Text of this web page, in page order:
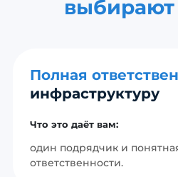
выбирают
Полная
инфраструктуру
Что это даёт вам:
один подрядчик и
ответственности.